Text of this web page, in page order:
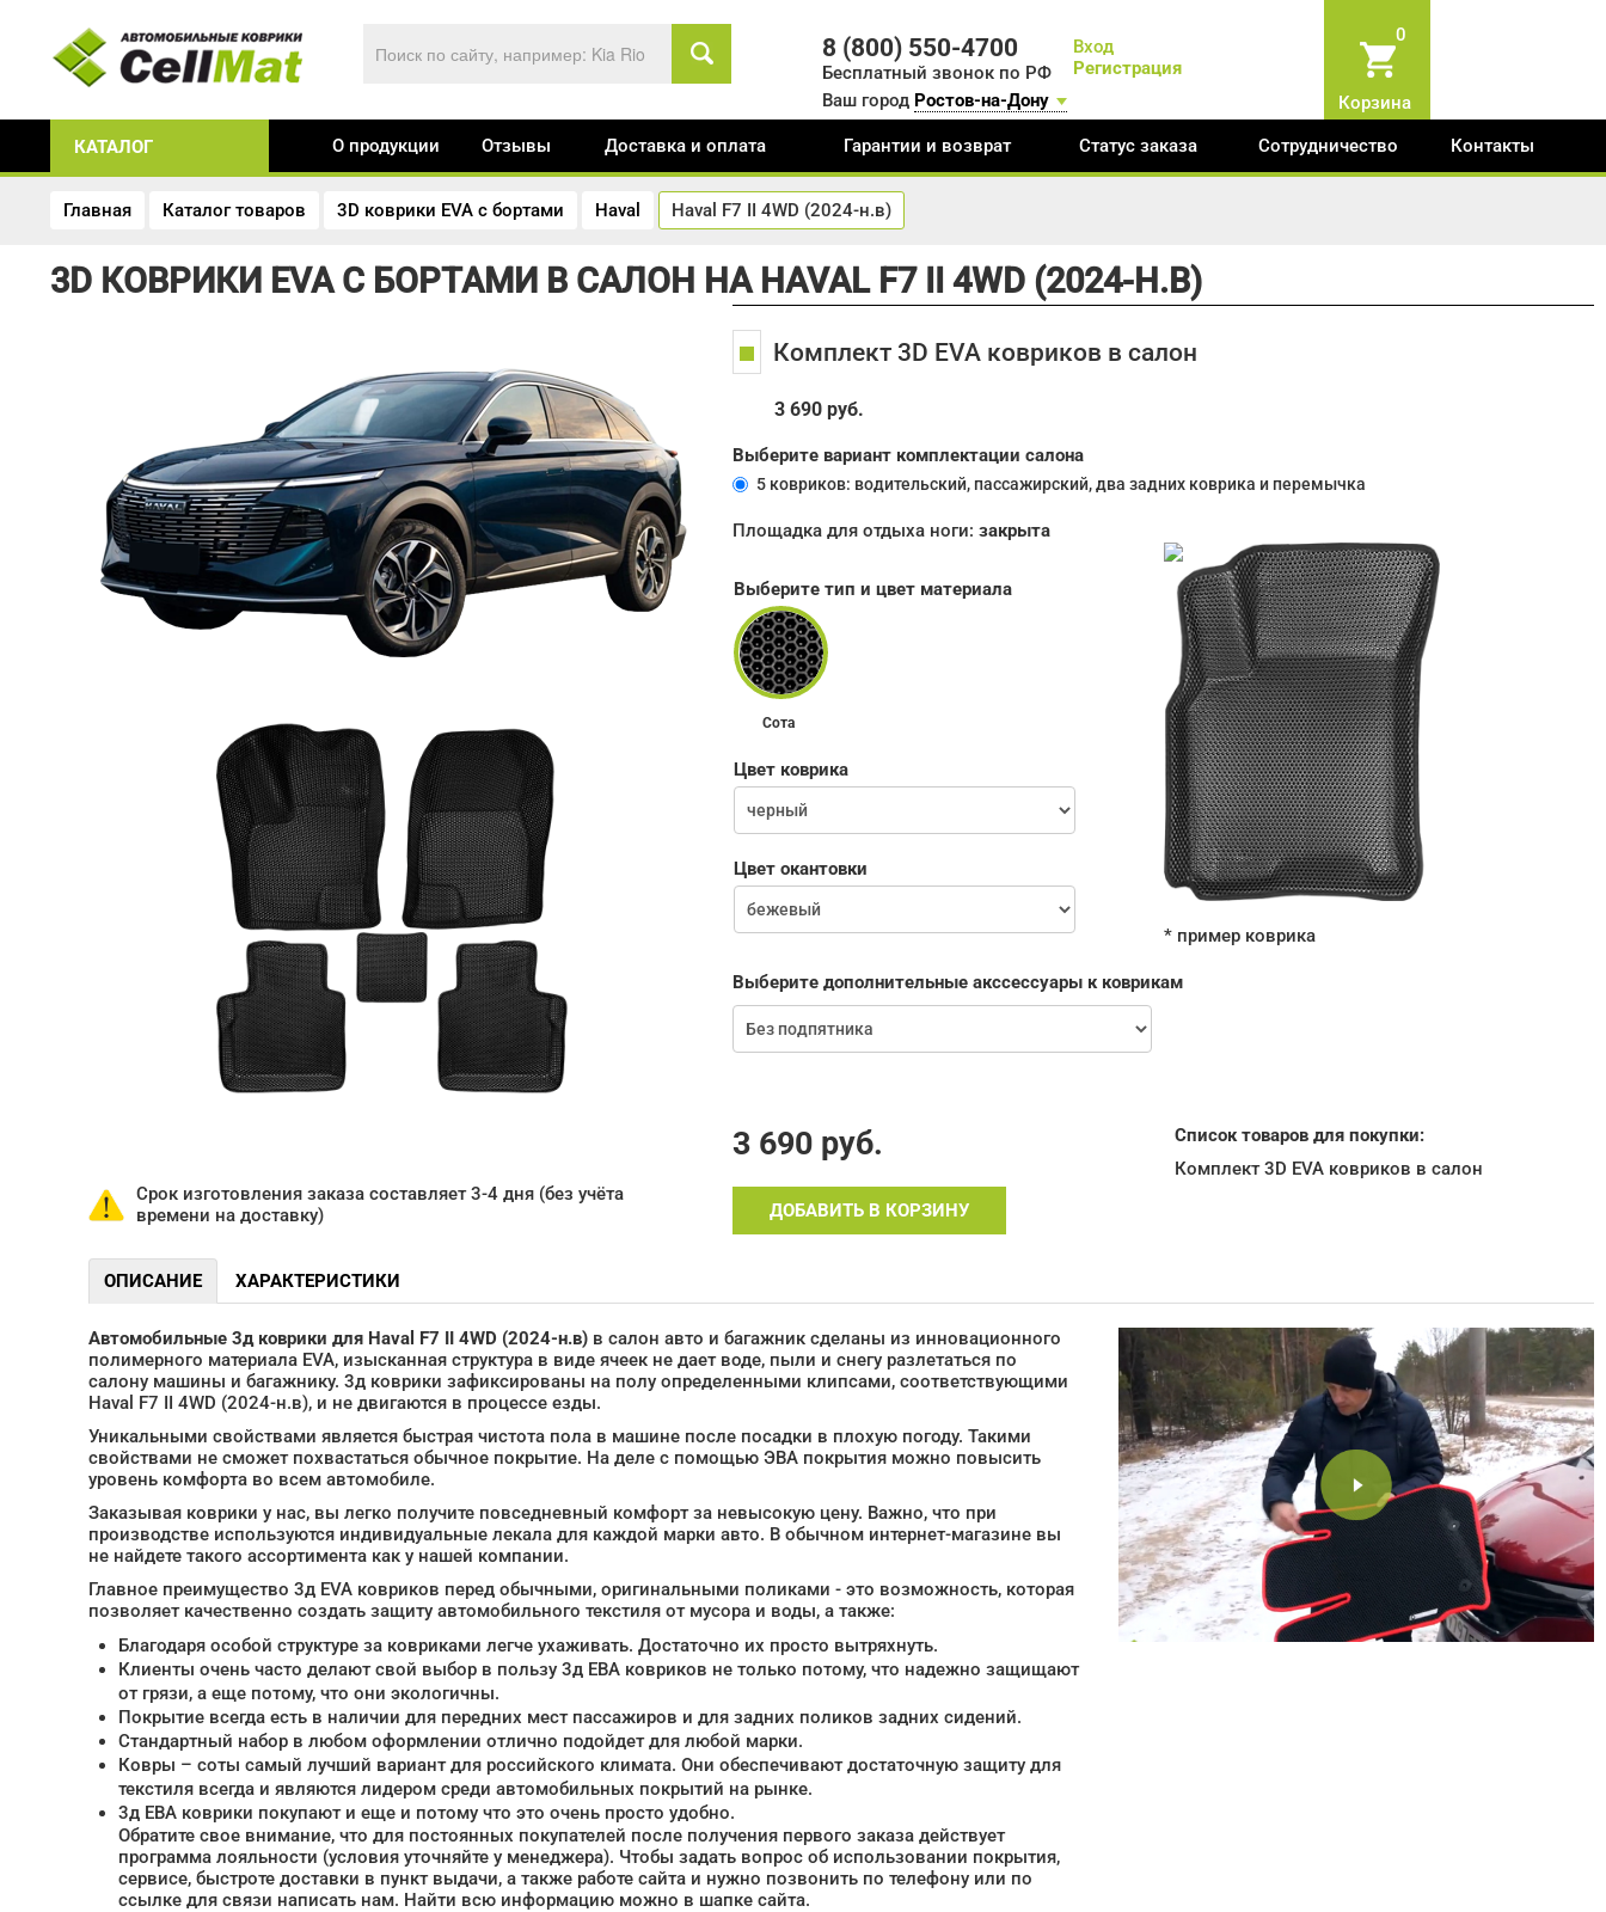
8 (800) 550-4700
Бесплатный звонок по РФ
Вход
Регистрация
0
Корзина
Ваш город Ростов-на-Дону
КАТАЛОГ О продукции Отзывы Доставка и оплата Гарантии и возврат Статус заказа Сотрудничество Контакты
Главная Каталог товаров 3D коврики EVA с бортами Haval Haval F7 II 4WD (2024-н.в)
3D КОВРИКИ EVA С БОРТАМИ В САЛОН НА HAVAL F7 II 4WD (2024-Н.В)
Срок изготовления заказа составляет 3-4 дня (без учёта
времени на доставку)
Комплект 3D EVA ковриков в салон
3 690 руб.
Выберите вариант комплектации салона
5 ковриков: водительский, пассажирский, два задних коврика и перемычка
Площадка для отдыха ноги: закрыта
Выберите тип и цвет материала
Сота
Цвет коврика
Цвет окантовки
* пример коврика
Выберите дополнительные акссессуары к коврикам
3 690руб.
ДОБАВИТЬ В КОРЗИНУ
Список товаров для покупки:
Комплект 3D EVA ковриков в салон
ОПИСАНИЕ ХАРАКТЕРИСТИКИ
Автомобильные 3д коврики для Haval F7 II 4WD (2024-н.в) в салон авто и багажник сделаны из инновационного
полимерного материала EVA, изысканная структура в виде ячеек не дает воде, пыли и снегу разлетаться по
салону машины и багажнику. 3д коврики зафиксированы на полу определенными клипсами, соответствующими
Haval F7 II 4WD (2024-н.в), и не двигаются в процессе езды.
Уникальными свойствами является быстрая чистота пола в машине после посадки в плохую погоду. Такими
свойствами не сможет похвастаться обычное покрытие. На деле с помощью ЭВА покрытия можно повысить
уровень комфорта во всем автомобиле.
Заказывая коврики у нас, вы легко получите повседневный комфорт за невысокую цену. Важно, что при
производстве используются индивидуальные лекала для каждой марки авто. В обычном интернет-магазине вы
не найдете такого ассортимента как у нашей компании.
Главное преимущество 3д EVA ковриков перед обычными, оригинальными поликами - это возможность, которая
позволяет качественно создать защиту автомобильного текстиля от мусора и воды, а также:
Благодаря особой структуре за ковриками легче ухаживать. Достаточно их просто вытряхнуть.
Клиенты очень часто делают свой выбор в пользу 3д ЕВА ковриков не только потому, что надежно защищают
от грязи, а еще потому, что они экологичны.
Покрытие всегда есть в наличии для передних мест пассажиров и для задних поликов задних сидений.
Стандартный набор в любом оформлении отлично подойдет для любой марки.
Ковры – соты самый лучший вариант для российского климата. Они обеспечивают достаточную защиту для
текстиля всегда и являются лидером среди автомобильных покрытий на рынке.
3д ЕВА коврики покупают и еще и потому что это очень просто удобно.
Обратите свое внимание, что для постоянных покупателей после получения первого заказа действует
программа лояльности (условия уточняйте у менеджера). Чтобы задать вопрос об использовании покрытия,
сервисе, быстроте доставки в пункт выдачи, а также работе сайта и нужно позвонить по телефону или по
ссылке для связи написать нам. Найти всю информацию можно в шапке сайта.